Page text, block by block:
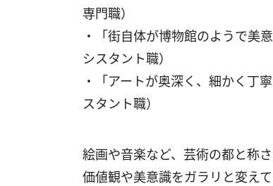
専門職）
・「街自体が博物館のようで美
シスタント職）
・「アートが奥深く、細かく丁
スタント職）
絵画や音楽など、芸術の都と称
価値観や美意識をガラリと変え